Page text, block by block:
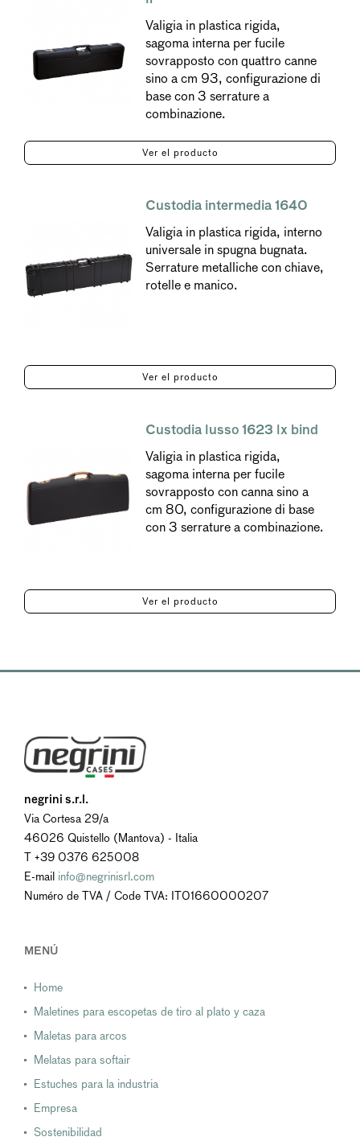
Valigia in plastica rigida,
sagoma interna per fucile
sovrapposto con quattro canne
sino a cm 93, configurazione di
base con 3 serrature a
combinazione.
Ver el producto
Custodia intermedia 1640
Valigia in plastica rigida, interno
universale in spugna bugnata.
Serrature metalliche con chiave,
rotelle e manico.
Ver el producto
Custodia lusso 1623 lx bind
Valigia in plastica rigida,
sagoma interna per fucile
sovrapposto con canna sino a
cm 80, configurazione di base
con 3 serrature a combinazione.
Ver el producto
negrini s.r.l.
Via Cortesa 29/a
46026 Quistello (Mantova) - Italia
T +39 0376 625008
E-mail info@negrinisrl.com
Numéro de TVA / Code TVA: IT01660000207
MENÚ
Home
Maletines para escopetas de tiro al plato y caza
Maletas para arcos
Melatas para softair
Estuches para la industria
Empresa
Sostenibilidad